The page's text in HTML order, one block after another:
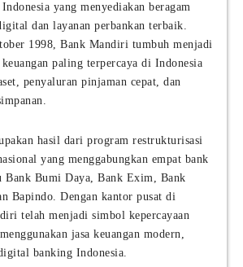
yang menyediakan beragam
dan layanan perbankan terbaik.
1998, Bank Mandiri tumbuh menjadi
paling terpercaya di Indonesia
penyaluran pinjaman cepat, dan
hasil dari program restrukturisasi
yang menggabungkan empat bank
Bank Bumi Daya, Bank Exim, Bank
Bapindo. Dengan kantor pusat di
telah menjadi simbol kepercayaan
jasa keuangan modern,
banking Indonesia.